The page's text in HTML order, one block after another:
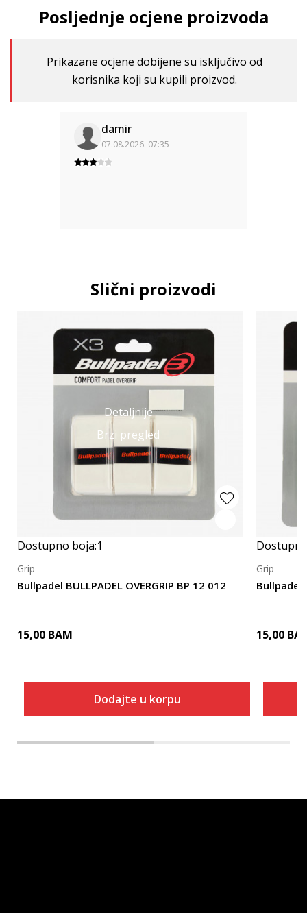
Posljednje ocjene proizvoda
Prikazane ocjene dobijene su isključivo od
korisnika koji su kupili proizvod.
damir
07.08.2026. 07:35
Slični proizvodi
Detaljnije
Brzi pregled
Dostupno boja:1
Bullpadel BULLPADEL OVERGRIP BP 12 012
Grip
15,00 BAM
Dodajte u korpu
Bullpadel
Grip
15,00